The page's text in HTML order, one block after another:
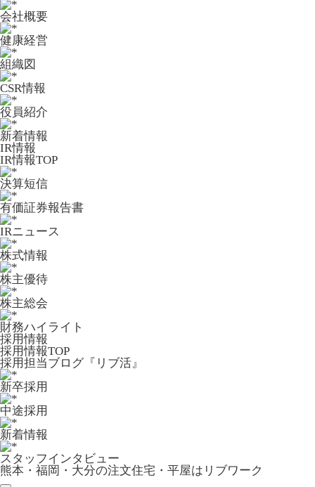
会社概要
健康経営
組織図
CSR情報
役員紹介
新着情報
IR情報
IR情報TOP
決算短信
有価証券報告書
IRニュース
株式情報
株主優待
株主総会
財務ハイライト
採用情報
採用情報TOP
採用担当ブログ『リブ活』
新卒採用
中途採用
新着情報
スタッフインタビュー
熊本・福岡・大分の注文住宅・平屋はリブワーク